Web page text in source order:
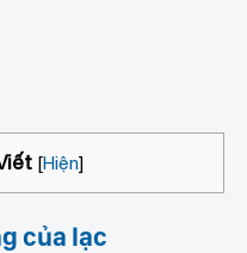
[Hiện]
của lạc